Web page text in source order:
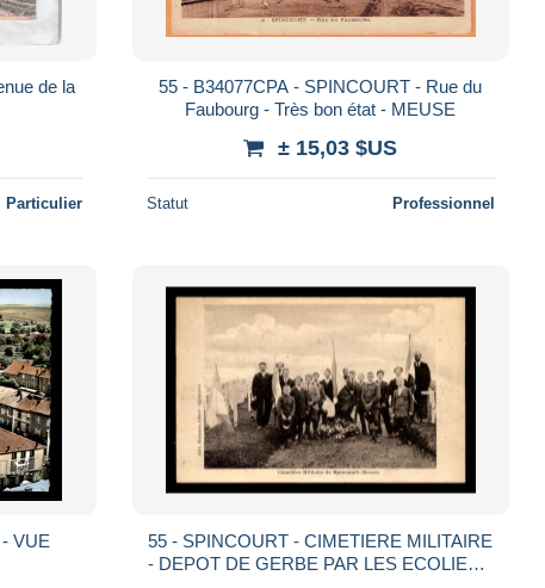
Particulier
55 - B34077CPA - SPINCOURT - Rue du
Faubourg - Très bon état - MEUSE
± 15,03 $US
Statut Professionnel
VUE
55 - SPINCOURT - CIMETIERE MILITAIRE
- DEPOT DE GERBE PAR LES ECOLIERS